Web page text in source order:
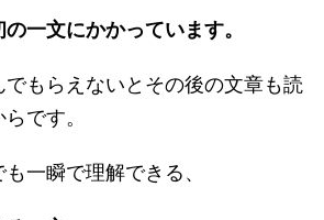
一文にかかっています。
でもらえないとその後の文章も読
です。
一瞬で理解できる、